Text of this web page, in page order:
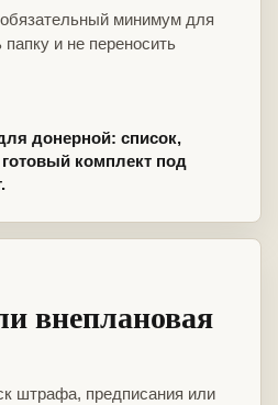
минимум для
папку и не переносить
донерной: список,
комплект под
внеплановая
штрафа, предписания или